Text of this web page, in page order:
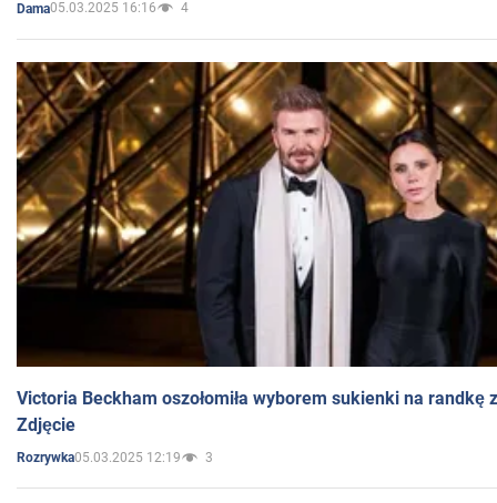
Dama05.03.2025 16:16 4
Victoria Beckham oszołomiła wyborem sukienki na randkę
Zdjęcie
Rozrywka05.03.2025 12:19 3